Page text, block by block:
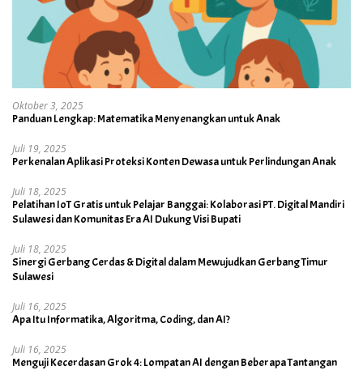
Oktober 3, 2025
Panduan Lengkap: Matematika Menyenangkan untuk Anak
Juli 19, 2025
Perkenalan Aplikasi Proteksi Konten Dewasa untuk Perlindungan Anak
Juli 18, 2025
Pelatihan IoT Gratis untuk Pelajar Banggai: Kolaborasi PT. Digital Mandiri
Sulawesi dan Komunitas Era AI Dukung Visi Bupati
Juli 18, 2025
Sinergi Gerbang Cerdas & Digital dalam Mewujudkan Gerbang Timur
Sulawesi
Juli 16, 2025
Apa Itu Informatika, Algoritma, Coding, dan AI?
Juli 16, 2025
Menguji Kecerdasan Grok 4: Lompatan AI dengan Beberapa Tantangan